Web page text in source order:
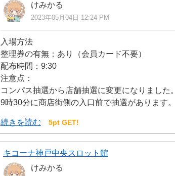
けみかる
2023年05月04日 12:24 PM
入場方法
整理券の有無：あり（会員カード不要）
配布時間：9:30
注意点：
コンパス抽選から店舗抽選に変更になりました。
9時30分に商店街側の入口前で抽選があります。
続きを読む 5pt GET!
キコーナ神戸中央スロット館
けみかる